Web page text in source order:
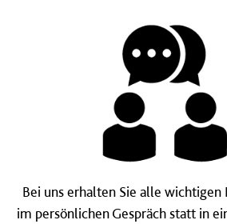
Bei uns erhalten Sie alle
im persönlichen Gespräch statt in